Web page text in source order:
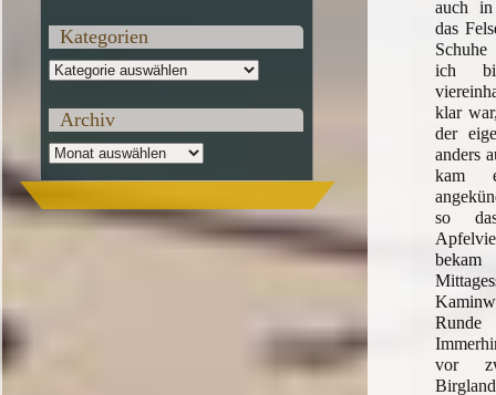
auch in
das
Schuhe
ich
klar
der
anders
kam
so
Runde
vor
Kategorien
Kategorien
Archiv
Archiv